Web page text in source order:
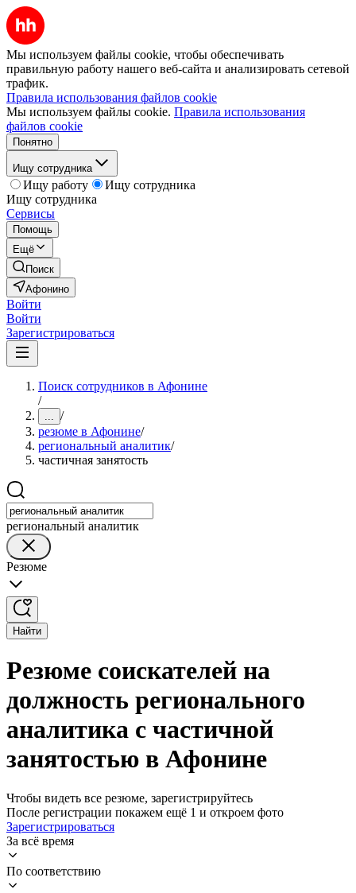
Мы используем файлы cookie, чтобы обеспечивать
правильную работу нашего веб-сайта и анализировать сетевой
трафик.
Правила использования файлов cookie
Мы используем файлы cookie. Правила использования
файлов cookie
Понятно
Ищу сотрудника
Ищу работу
Ищу сотрудника
Ищу сотрудника
Сервисы
Помощь
Ещё
Поиск
Афонино
Войти
Войти
Зарегистрироваться
Поиск сотрудников в Афонине
/
... /
резюме в Афонине/
региональный аналитик/
частичная занятость
региональный аналитик
Резюме
Найти
Резюме соискателей на
должность регионального
аналитика с частичной
занятостью в Афонине
Чтобы видеть все резюме, зарегистрируйтесь
После регистрации покажем ещё 1 и откроем фото
Зарегистрироваться
За всё время
По соответствию